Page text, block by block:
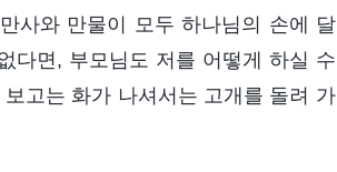
사와 만물이 모두 하나님의 손에 달
다면, 부모님도 저를 어떻게 하실 수
고는 화가 나셔서는 고개를 돌려 가